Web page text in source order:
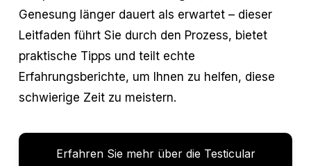
Genesung länger dauert als erwartet – dieser
Leitfaden führt Sie durch den Prozess, bietet
praktische Tipps und teilt echte
Erfahrungsberichte, um Ihnen zu helfen, diese
schwierige Zeit zu meistern.
Erfahren Sie mehr über die Testicular